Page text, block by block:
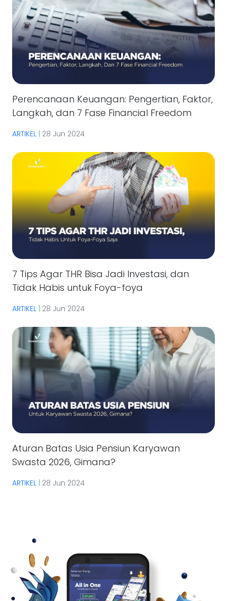
Perencanaan Keuangan: Pengertian, Faktor,
Langkah, dan 7 Fase Financial Freedom
ARTIKEL 28 Jun 2024
7 Tips Agar THR Bisa Jadi Investasi, dan
Tidak Habis untuk Foya-foya
ARTIKEL | 28 Jun 2024
Aturan Batas Usia Pensiun Karyawan
Swasta 2026, Gimana?
ARTIKEL 28 Jun 2024